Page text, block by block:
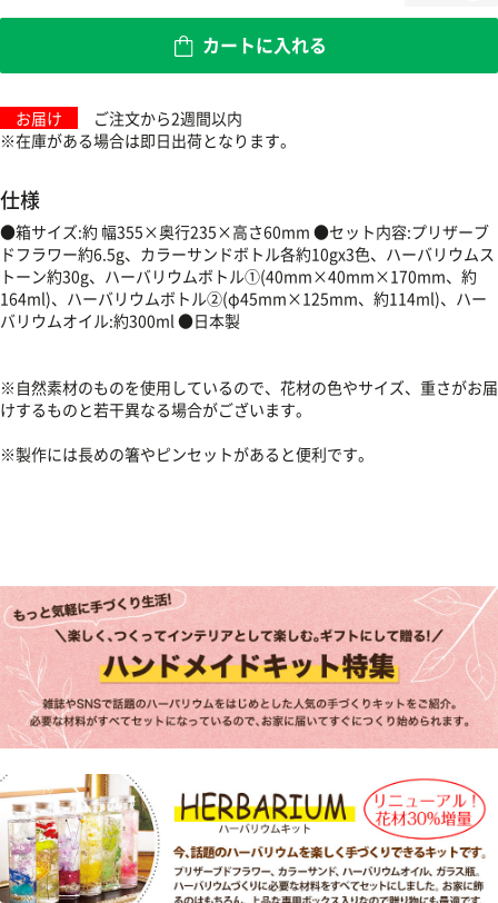
カートに入れる
お届け
ご注文から2週間以内
※在庫がある場合は即日出荷となります。
仕様
●箱サイズ:約 幅355×奥行235×高さ60mm ●セット内容:プリザーブ
ドフラワー約6.5g、カラーサンドボトル各約10gx3色、ハーバリウムス
トーン約30g、ハーバリウムボトル①(40mm×40mm×170mm、約
164ml)、ハーバリウムボトル②(φ45mm×125mm、約114ml)、ハー
バリウムオイル:約300ml ●日本製
※自然素材のものを使用しているので、花材の色やサイズ、重さがお届
けするものと若干異なる場合がございます。
※製作には長めの箸やピンセットがあると便利です。